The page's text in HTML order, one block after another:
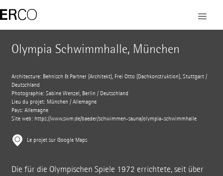
Olympia Schwimmhalle, München
Architecture: Behnisch & Partner (Architekt), Frei Otto (Dachkonstruktion), Stuttgart /
Deutschland
Photographie: Sabine Wenzel, Berlin / Deutschland
Lieu du projet: München / Allemagne
Pays: Allemagne
Site web: https://www.swm.de/baeder/schwimmen-sauna/olympia-schwimmhalle
Le projet sur Google Maps
Die für die Olympischen Spiele 1972 errichtete, seit über